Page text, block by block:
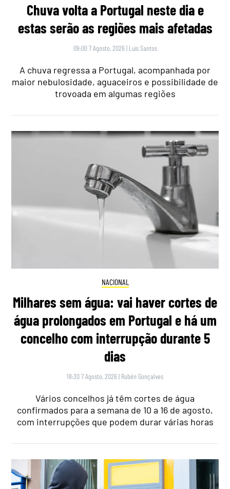
Chuva volta a Portugal neste dia e
estas serão as regiões mais afetadas
09:00 7 Agosto, 2026 | Luís Santos
A chuva regressa a Portugal, acompanhada por
maior nebulosidade, aguaceiros e possibilidade de
trovoada em algumas regiões
NACIONAL
Milhares sem água: vai haver cortes de
água prolongados em Portugal e há um
concelho com interrupção durante 5
dias
18:30 7 Agosto, 2026 | Rubén Gonçalves
Vários concelhos já têm cortes de água
confirmados para a semana de 10 a 16 de agosto,
com interrupções que podem durar várias horas